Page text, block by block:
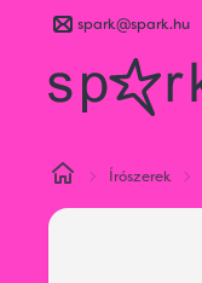
spark@spark.hu
Írószerek